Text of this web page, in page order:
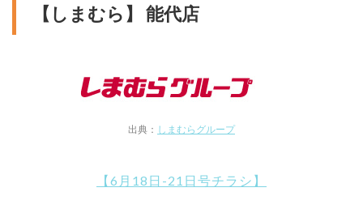
【しまむら】 能代店
出典： しまむらグループ
【6月18日-21日号チラシ】